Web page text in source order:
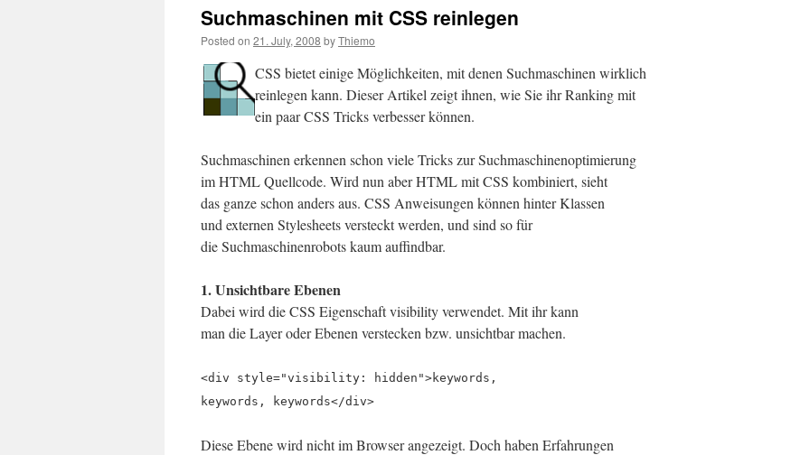
Suchmaschinen mit CSS reinlegen
Posted on 21. July, 2008 byThiemo
CSS bietet einige Möglichkeiten, mit denen Suchmaschinen wirklich
reinlegen kann. Dieser Artikel zeigt ihnen, wie Sie ihr Ranking mit
ein paar CSS Tricks verbesser können.
Suchmaschinen erkennen schon viele Tricks zur Suchmaschinenoptimierung
im HTML Quellcode. Wird nun aber HTML mit CSS kombiniert, sieht
das ganze schon anders aus. CSS Anweisungen können hinter Klassen
und externen Stylesheets versteckt werden, und sind so für
die Suchmaschinenrobots kaum auffindbar.
1. Unsichtbare Ebenen
Dabei wird die CSS Eigenschaft visibility verwendet. Mit ihr kann
man die Layer oder Ebenen verstecken bzw. unsichtbar machen.
<div style="visibility: hidden">keywords,
keywords, keywords</div>
Diese Ebene wird nicht im Browser angezeigt. Doch haben Erfahrungen